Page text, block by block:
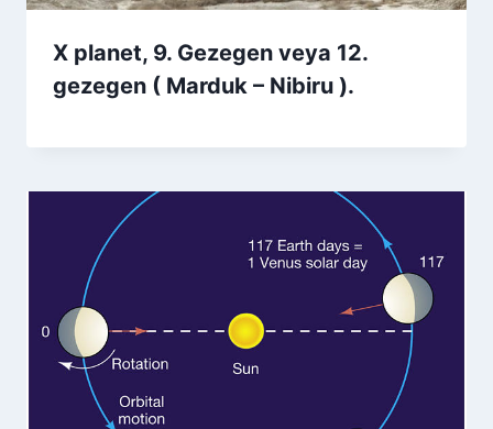
X planet, 9. Gezegen veya 12.
gezegen ( Marduk – Nibiru ).